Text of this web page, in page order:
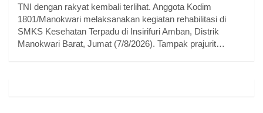
TNI dengan rakyat kembali terlihat. Anggota Kodim
1801/Manokwari melaksanakan kegiatan rehabilitasi di
SMKS Kesehatan Terpadu di Insirifuri Amban, Distrik
Manokwari Barat, Jumat (7/8/2026). Tampak prajurit…